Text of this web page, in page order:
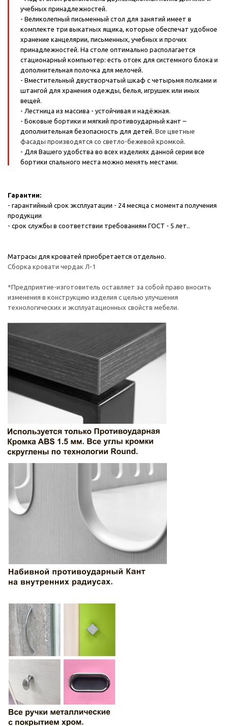
учебных принадлежностей.
- Великолепный письменный стол для занятий имеет в
комплекте три выкатных ящика, которые обеспечат удобное
хранение канцелярии, письменных, учебных и прочих
принадлежностей. На столе оптимально располагается
стационарный компьютер: есть отсек для системного блока и
дополнительная полочка для мелочей.
- Вместительный двустворчатый шкаф с четырьмя полками и
штангой для хранения одежды, белья, игрушек или иных
вещей.
- Лестница из массива - устойчивая и надёжная.
- Боковые бортики и мягкий противоударный кант –
дополнительная безопасность для детей. Все цветные
фасады производятся со светло-бежевой кромкой.
- Для Вашего удобства во всех изделиях данной серии все
бортики спального места можно менять местами.
Гарантии:
- гарантийный срок эксплуатации - 24 месяца с момента получения
продукции
- срок службы в соответствии требованиям ГОСТ - 5 лет..
Матрасы для кроватей приобретается отдельно.
Сборка кровати чердак Л-1
*Предприятие-изготовитель оставляет за собой право вносить
изменения в конструкцию изделия с целью улучшения
технологических и эксплуатационных свойств мебели.